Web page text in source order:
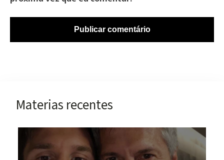
Materias recentes